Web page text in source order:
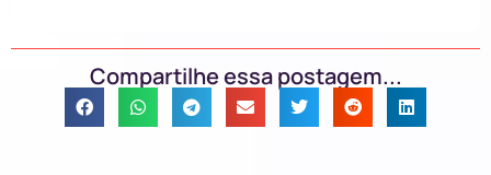
Compartilhe essa postagem...